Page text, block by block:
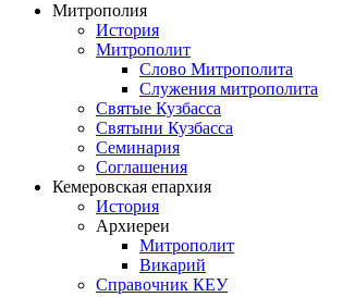
Митрополия
История
Митрополит
Слово Митрополита
Служения митрополита
Святые Кузбасса
Святыни Кузбасса
Семинария
Соглашения
Кемеровская епархия
История
Архиереи
Митрополит
Викарий
Справочник КЕУ